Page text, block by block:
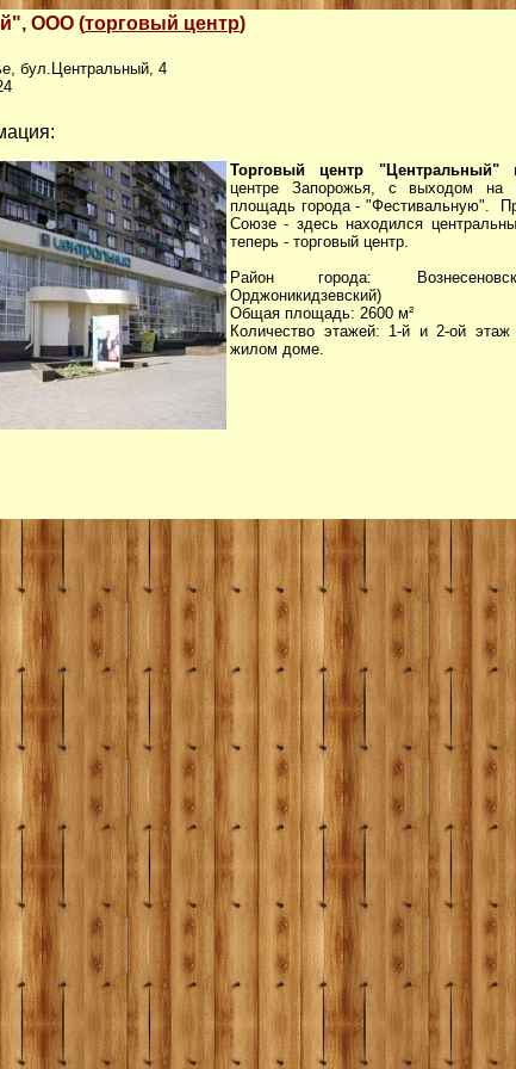
ООО (торговый центр)
бул.Центральный, 4
Торговый центр "Центральный"
центре Запорожья, с выходом на
площадь города - "Фестивальную".
Союзе - здесь находился
теперь - торговый центр.
Район города:
Орджоникидзевский)
Общая площадь: 2600 м²
Количество этажей: 1-й и 2-ой
жилом доме.